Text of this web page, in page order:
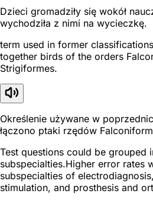
Dzieci gromadziły się wokół
wychodziła z nimi na wycieczkę.
term used in former
together birds of the orders
Strigiformes.
Określenie używane w
łączono ptaki rzędów
Test questions could be grouped
subspecialties.Higher error rates
subspecialties of
stimulation, and prosthesis and